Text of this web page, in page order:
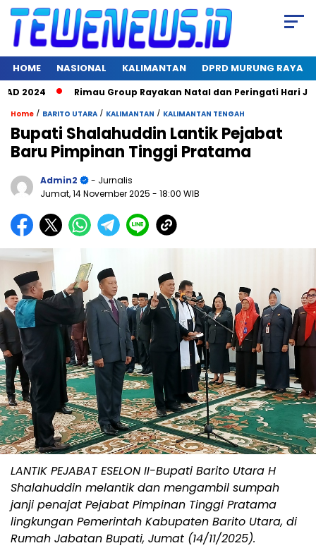
HOME NASIONAL KALIMANTAN DPRD MURUNG RAYA
Rimau Group Rayakan Natal dan Peringati Hari Jadi ke
Home / BARITO UTARA / KALIMANTAN / KALIMANTAN TENGAH
Bupati Shalahuddin Lantik Pejabat
Baru Pimpinan Tinggi Pratama
Admin2
- Jurnalis
Jumat, 14 November 2025 - 18:00 WIB
LANTIK PEJABAT ESELON II-Bupati Barito Utara H
Shalahuddin melantik dan mengambil sumpah
janji penajat Pejabat Pimpinan Tinggi Pratama
lingkungan Pemerintah Kabupaten Barito Utara, di
Rumah Jabatan Bupati, Jumat (14/11/2025).